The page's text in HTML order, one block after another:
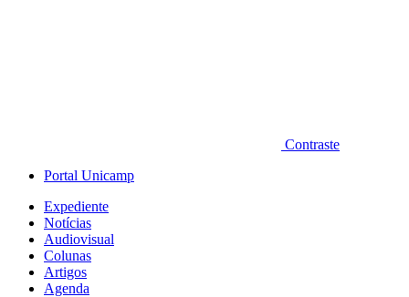
Contraste
Portal Unicamp
Expediente
Notícias
Audiovisual
Colunas
Artigos
Agenda